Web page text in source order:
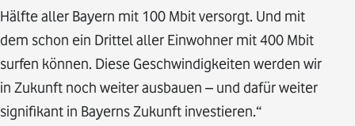
Hälfte aller Bayern mit 100 Mbit versorgt. Und mit
dem schon ein Drittel aller Einwohner mit 400 Mbit
surfen können. Diese Geschwindigkeiten werden wir
in Zukunft noch weiter ausbauen – und dafür weiter
signifikant in Bayerns Zukunft investieren.“